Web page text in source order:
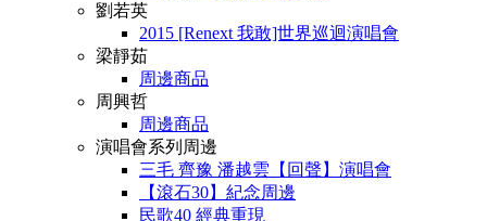
劉若英
2015 [Renext 我敢]世界巡迴演唱會
梁靜茹
周邊商品
周興哲
周邊商品
演唱會系列周邊
三毛 齊豫 潘越雲【回聲】演唱會
【滾石30】紀念周邊
民歌40 經典重現